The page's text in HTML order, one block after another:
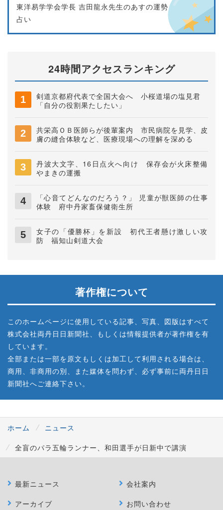
東洋易学学会学長 吉田龍永先生のあすの運勢
占い
24時間アクセスランキング
剣道京都府代表で全国大会へ 小桜道場の塩見君
「自分の役割果たしたい」
共栄高ＯＢ医師らが後輩案内 市民病院を見学、皮
膚の縫合体験など、医療現場への理解を深める
丹波大文字、16日点火へ向け 保存会が火床整備
やまきの運搬
「心音てどんなのだろう？」 児童が獣医師の仕事
体験 府中丹家畜保健衛生所
女子の「優勝杯」を新設 初代王者懸け激しい攻
防 福知山剣道大会
著作権について
このホームページに使用している記事、写真、図版はすべて
株式会社両丹日日新聞社、もしくは情報提供者が著作権を有
しています。
全部または一部を原文もしくは加工して利用される場合は、
商用、非商用の別、また媒体を問わず、必ず事前に両丹日日
新聞社へご連絡下さい。
ホーム
ニュース
全盲のパラ五輪ランナー、和田選手が日新中で講演
最新ニュース
アーカイブ
会社案内
お問い合わせ